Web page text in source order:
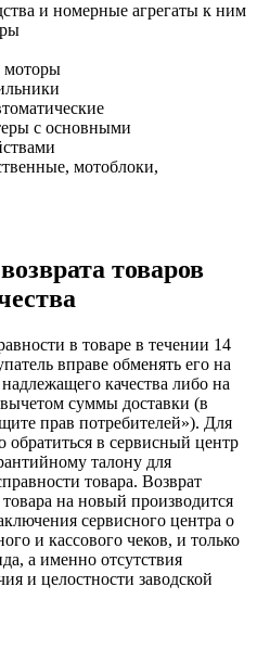
и номерные агрегаты к ним
моторы
с основными
мотоблоки,
товаров
в товаре в течении 14
вправе обменять его на
качества либо на
суммы доставки (в
прав потребителей»). Для
обратиться в сервисный центр
талону для
товара. Возврат
на новый производится
сервисного центра о
и кассового чеков, и только
а именно отсутствия
и целостности заводской